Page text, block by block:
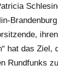
hat das Ziel,
Rundfunks